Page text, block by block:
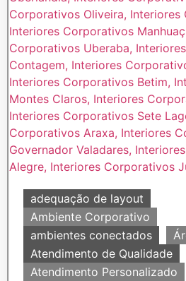
adequação de layout
Ambiente Corporativo
ambientes conectados
Atendimento de Qualidade
Atendimento Personalizado